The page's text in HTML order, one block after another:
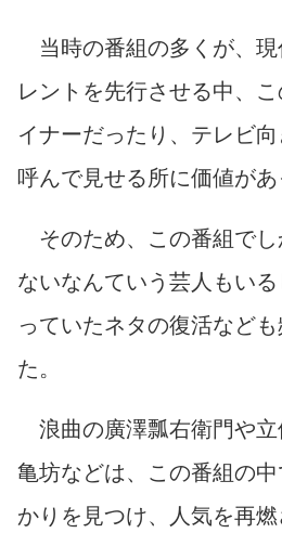
当時の番組の多くが、現
レントを先行させる中、
イナーだったり、テレビ
呼んで見せる所に価値があ
そのため、この番組でし
ないなんていう芸人もい
っていたネタの復活など
た。
浪曲の廣澤瓢右衛門や立
亀坊などは、この番組の
かりを見つけ、人気を再